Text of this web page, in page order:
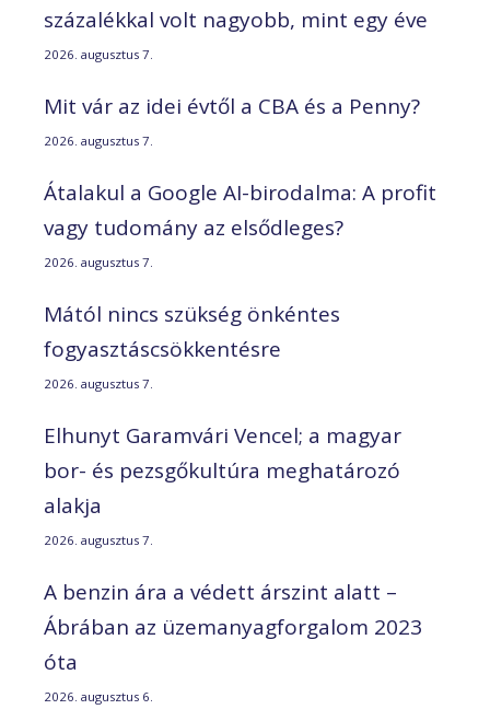
százalékkal volt nagyobb, mint egy éve
2026. augusztus 7.
Mit vár az idei évtől a CBA és a Penny?
2026. augusztus 7.
Átalakul a Google AI-birodalma: A profit
vagy tudomány az elsődleges?
2026. augusztus 7.
Mától nincs szükség önkéntes
fogyasztáscsökkentésre
2026. augusztus 7.
Elhunyt Garamvári Vencel; a magyar
bor- és pezsgőkultúra meghatározó
alakja
2026. augusztus 7.
A benzin ára a védett árszint alatt –
Ábrában az üzemanyagforgalom 2023
óta
2026. augusztus 6.